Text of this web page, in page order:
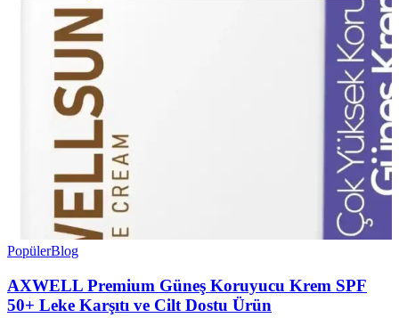
PopülerBlog
AXWELL Premium Güneş Koruyucu Krem SPF
50+ Leke Karşıtı ve Cilt Dostu Ürün